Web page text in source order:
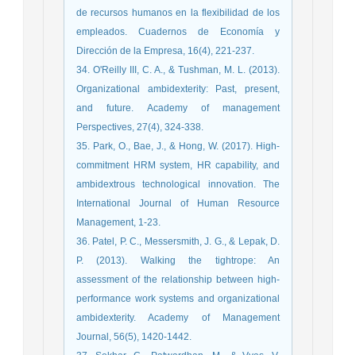
de recursos humanos en la flexibilidad de los
empleados. Cuadernos de Economía y
Dirección de la Empresa, 16(4), 221-237.
34. O'Reilly III, C. A., & Tushman, M. L. (2013).
Organizational ambidexterity: Past, present,
and future. Academy of management
Perspectives, 27(4), 324-338.
35. Park, O., Bae, J., & Hong, W. (2017). High-
commitment HRM system, HR capability, and
ambidextrous technological innovation. The
International Journal of Human Resource
Management, 1-23.
36. Patel, P. C., Messersmith, J. G., & Lepak, D.
P. (2013). Walking the tightrope: An
assessment of the relationship between high-
performance work systems and organizational
ambidexterity. Academy of Management
Journal, 56(5), 1420-1442.